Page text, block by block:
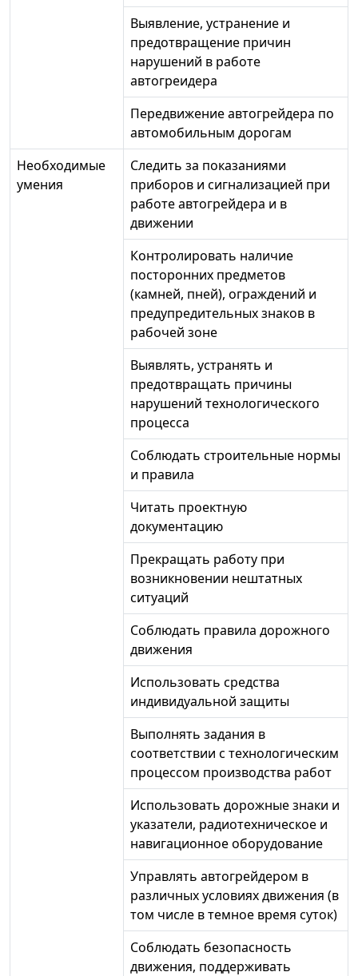
Выявление, устранение и
предотвращение причин
нарушений в работе
автогреидера
Передвижение автогрейдера по
автомобильным дорогам
Необходимые
умения
Следить за показаниями
приборов и сигнализацией при
работе автогрейдера и в
движении
Контролировать наличие
посторонних предметов
(камней, пней), ограждений и
предупредительных знаков в
рабочей зоне
Выявлять, устранять и
предотвращать причины
нарушений технологического
процесса
Соблюдать строительные нормы
и правила
Читать проектную
документацию
Прекращать работу при
возникновении нештатных
ситуаций
Соблюдать правила дорожного
движения
Использовать средства
индивидуальной защиты
Выполнять задания в
соответствии с технологическим
процессом производства работ
Использовать дорожные знаки и
указатели, радиотехническое и
навигационное оборудование
Управлять автогрейдером в
различных условиях движения (в
том числе в темное время суток)
Соблюдать безопасность
движения, поддерживать